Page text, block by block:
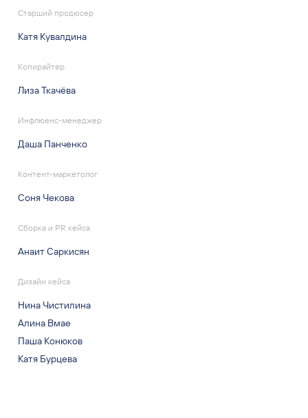
Старший продюсер
Катя Кувалдина
Копирайтер
Лиза Ткачёва
Инфлюенс-менеджер
Даша Панченко
Контент-маркетолог
Соня Чекова
Сборка и PR кейса
Анаит Саркисян
Дизайн кейса
Нина Чистилина
Алина Вмае
Паша Конюков
Катя Бурцева